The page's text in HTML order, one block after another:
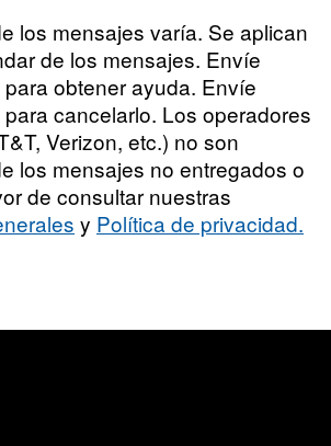
los mensajes varía. Se aplican
de los mensajes. Envíe
obtener ayuda. Envíe
cancelarlo. Los operadores
Verizon, etc.) no son
los mensajes no entregados o
de consultar nuestras
y Política de privacidad.